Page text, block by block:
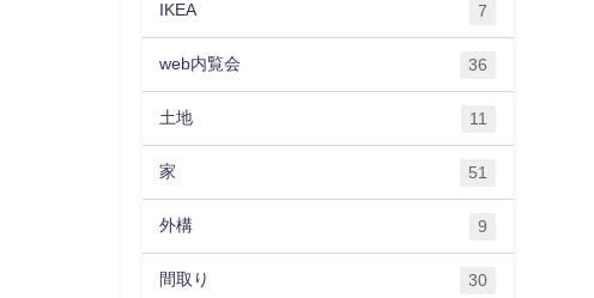
IKEA 7
web内覧会 36
土地 11
家 51
外構 9
間取り 30